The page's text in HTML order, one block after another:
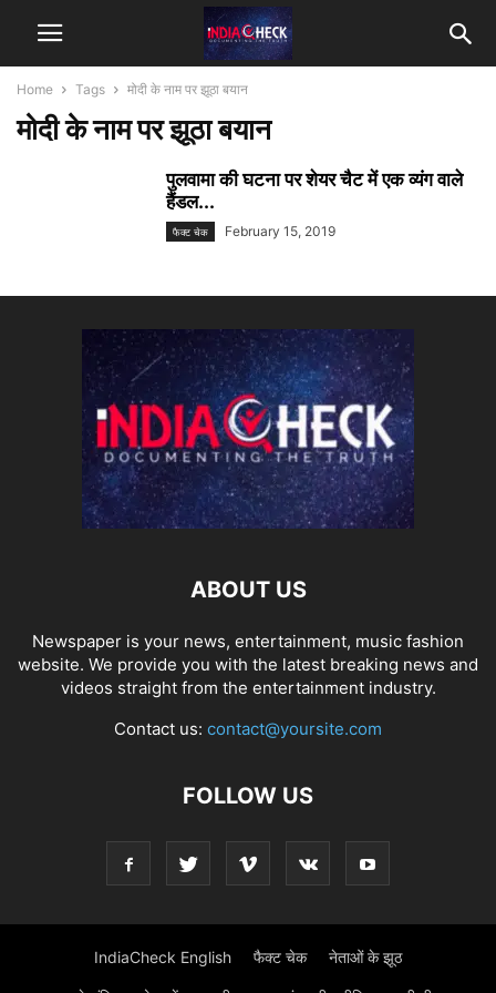
Home Tags मोदी के नाम पर झूठा बयान
मोदी के नाम पर झूठा बयान
पुलवामा की घटना पर शेयर चैट में एक व्यंग वाले
हैंडल...
फैक्ट चेक February 15, 2019
ABOUT US
Newspaper is your news, entertainment, music fashion
website. We provide you with the latest breaking news and
videos straight from the entertainment industry.
Contact us: contact@yoursite.com
FOLLOW US
IndiaCheck English फैक्ट चेक नेताओं के झूठ